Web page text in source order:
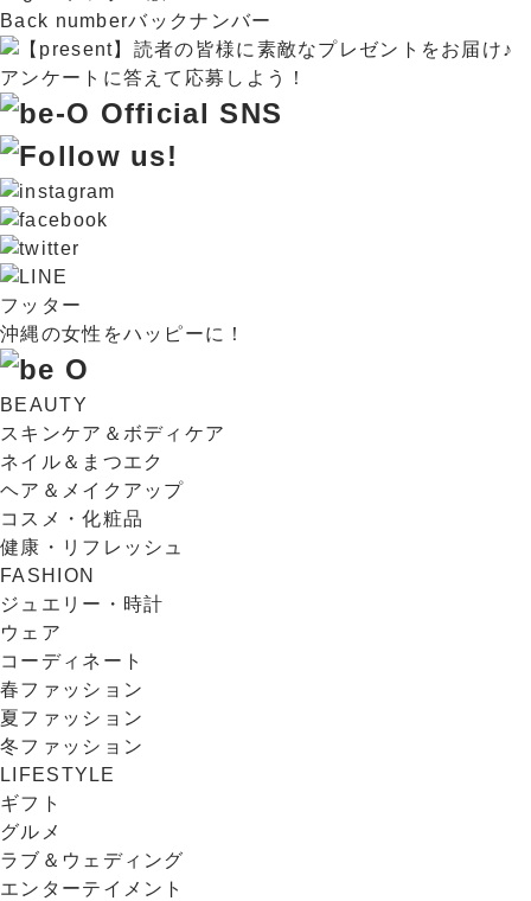
Back numberバックナンバー
フッター
沖縄の女性をハッピーに！
BEAUTY
スキンケア＆ボディケア
ネイル＆まつエク
ヘア＆メイクアップ
コスメ・化粧品
健康・リフレッシュ
FASHION
ジュエリー・時計
ウェア
コーディネート
春ファッション
夏ファッション
冬ファッション
LIFESTYLE
ギフト
グルメ
ラブ＆ウェディング
エンターテイメント